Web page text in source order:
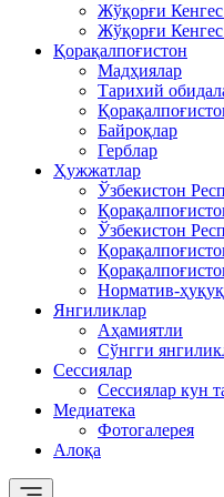
Жўқорғи
Жўқорғи Кенгес
Қорақалпоғистон
Мадҳиялар
Тарихий
Байроқлар
Герблар
Ҳужжатлар
Ўзбекистон
Ўзбекистон
Норматив-
Янгиликлар
Аҳамиятли
Сўнгги
Сессиялар
Сессиялар кун
Медиатека
Фотогалерея
Алоқа